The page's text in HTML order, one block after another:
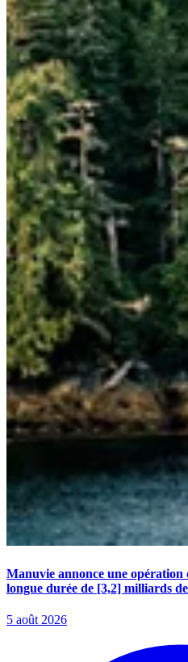
Manuvie annonce une opération
longue durée de [3,2] milliards
5 août 2026